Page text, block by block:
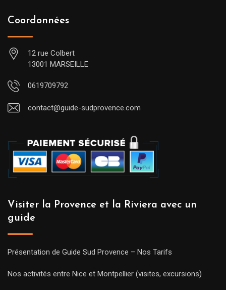
Coordonnées
12 rue Colbert
13001 MARSEILLE
0619709792
contact@guide-sudprovence.com
Visiter la Provence et la Riviera avec un
guide
Présentation de Guide Sud Provence – Nos Tarifs
Nos activités entre Nice et Montpellier (visites, excursions)